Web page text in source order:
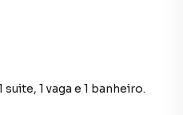
1 vaga e 1 banheiro.